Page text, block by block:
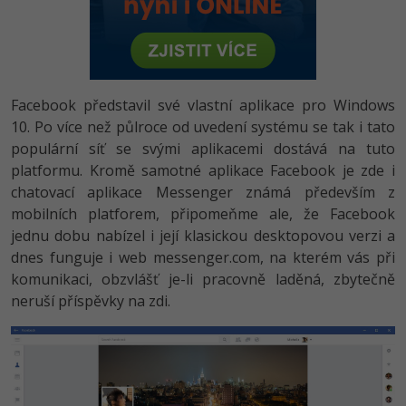
HTML5, CSS3, Bootstrap, SEO
SQL a databáze
Testování a verzování
UML a návrhové vzory
React
Spring
ASP.NET MVC
Django
JavaScript
Python
HTML / CSS
UML a návrhové vzory
MySQL/MariaDB
MS-SQL
SQLite
Vývojář mobilních aplikací
Specialista na AI a bigdata
C# Game developer
Webdesigner
Tester
Systémový administrátor
Grafik / UX/UI návrhář
3D grafik
Databázový analytik
Python -80%
JavaScript -80%
PHP
C++ -80%
Swift -80%
Kotlin -80%
C -80%
VB.NET
Návrh SW -80%
Digitální gramotnost
Marketing -30%
WordPress
SEO
UX
Business
Kryptoměny -25%
-30%
Photoshop -80%
Adobe Illustrator -80%
Adobe Lightroom -30%
Adobe XD -15%
Adobe InDesign -25%
Adobe After Effects
Blender -80%
Facebook představil své vlastní aplikace pro Windows
10. Po více než půlroce od uvedení systému se tak i tato
populární síť se svými aplikacemi dostává na tuto
platformu. Kromě samotné aplikace Facebook je zde i
chatovací aplikace Messenger známá především z
mobilních platforem, připomeňme ale, že Facebook
jednu dobu nabízel i její klasickou desktopovou verzi a
dnes funguje i web messenger.com, na kterém vás při
komunikaci, obzvlášť je-li pracovně laděná, zbytečně
neruší příspěvky na zdi.